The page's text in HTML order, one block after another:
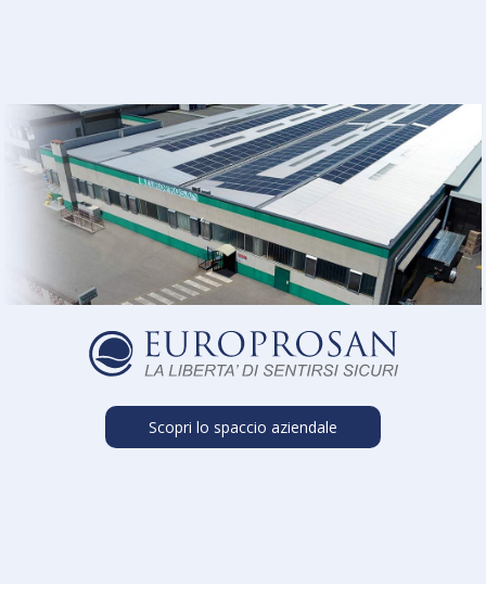
Scopri lo spaccio aziendale